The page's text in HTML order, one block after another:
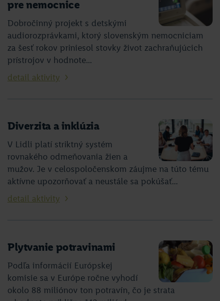
pre nemocnice
Dobročinný projekt s detskými
audiorozprávkami, ktorý slovenským nemocniciam
za šesť rokov priniesol stovky život zachraňujúcich
prístrojov v hodnote...
detail aktivity
Diverzita a inklúzia
V Lidli platí striktný systém
rovnakého odmeňovania žien a
mužov. Je v celospoločenskom záujme na túto tému
aktívne upozorňovať a neustále sa pokúšať...
detail aktivity
Plytvanie potravinami
Podľa informácií Európskej
komisie sa v Európe ročne vyhodí
okolo 88 miliónov ton potravín, čo je strata